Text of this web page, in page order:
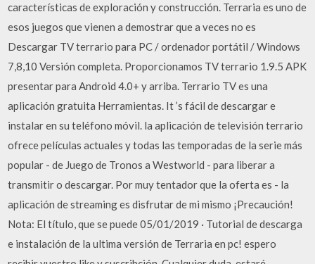
características de exploración y construcción. Terraria es uno de
esos juegos que vienen a demostrar que a veces no es
Descargar TV terrario para PC / ordenador portátil / Windows
7,8,10 Versión completa. Proporcionamos TV terrario 1.9.5 APK
presentar para Android 4.0+ y arriba. Terrario TV es una
aplicación gratuita Herramientas. It ’s fácil de descargar e
instalar en su teléfono móvil. la aplicación de televisión terrario
ofrece películas actuales y todas las temporadas de la serie más
popular - de Juego de Tronos a Westworld - para liberar a
transmitir o descargar. Por muy tentador que la oferta es - la
aplicación de streaming es disfrutar de mi mismo ¡Precaución!
Nota: El título, que se puede 05/01/2019 · Tutorial de descarga
e instalación de la ultima versión de Terraria en pc! espero